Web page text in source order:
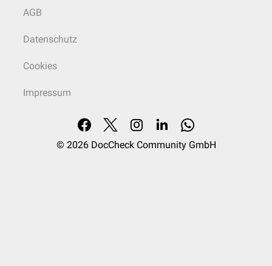
AGB
Datenschutz
Cookies
Impressum
© 2026 DocCheck Community GmbH